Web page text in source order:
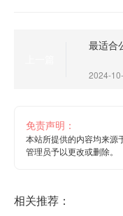
最适合
2024-
免责声明：
本站所提供的内容均来源
管理员予以更改或删除。
相关推荐：